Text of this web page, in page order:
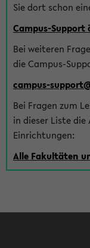
Sie dort schon
Campus-Support
Bei weiteren
die Campus-
campus-
Bei Fragen zum
in dieser Liste die
Einrichtungen:
Alle Fakultäten